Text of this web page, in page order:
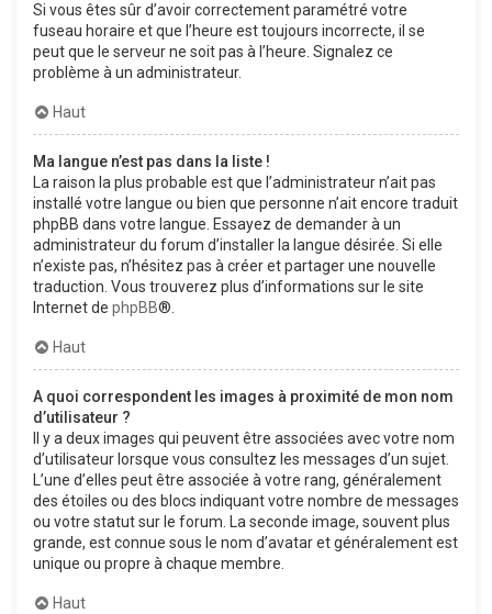
Si vous êtes sûr d’avoir correctement paramétré votre
fuseau horaire et que l’heure est toujours incorrecte, il se
peut que le serveur ne soit pas à l’heure. Signalez ce
problème à un administrateur.
Haut
Ma langue n’est pas dans la liste !
La raison la plus probable est que l’administrateur n’ait pas
installé votre langue ou bien que personne n’ait encore traduit
phpBB dans votre langue. Essayez de demander à un
administrateur du forum d’installer la langue désirée. Si elle
n’existe pas, n’hésitez pas à créer et partager une nouvelle
traduction. Vous trouverez plus d’informations sur le site
Internet de phpBB®.
Haut
A quoi correspondent les images à proximité de mon nom
d’utilisateur ?
Il y a deux images qui peuvent être associées avec votre nom
d’utilisateur lorsque vous consultez les messages d’un sujet.
L’une d’elles peut être associée à votre rang, généralement
des étoiles ou des blocs indiquant votre nombre de messages
ou votre statut sur le forum. La seconde image, souvent plus
grande, est connue sous le nom d’avatar et généralement est
unique ou propre à chaque membre.
Haut